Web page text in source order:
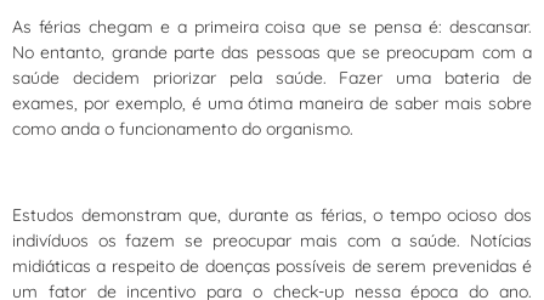
As férias chegam e a primeira coisa que se pensa é: descansar.
No entanto, grande parte das pessoas que se preocupam com a
saúde decidem priorizar pela saúde. Fazer uma bateria de
exames, por exemplo, é uma ótima maneira de saber mais sobre
como anda o funcionamento do organismo.
Estudos demonstram que, durante as férias, o tempo ocioso dos
indivíduos os fazem se preocupar mais com a saúde. Notícias
midiáticas a respeito de doenças possíveis de serem prevenidas é
um fator de incentivo para o check-up nessa época do ano.